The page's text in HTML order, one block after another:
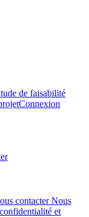
de faisabilité
Connexion
contacterNous
et